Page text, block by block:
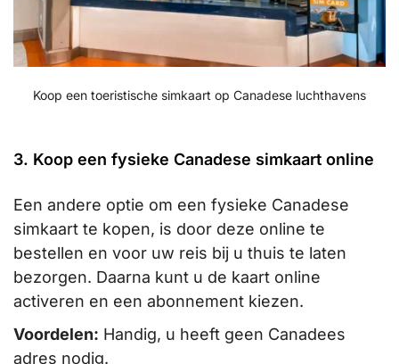
Koop een toeristische simkaart op Canadese luchthavens
3. Koop een fysieke Canadese simkaart online
Een andere optie om een fysieke Canadese
simkaart te kopen, is door deze online te
bestellen en voor uw reis bij u thuis te laten
bezorgen. Daarna kunt u de kaart online
activeren en een abonnement kiezen.
Voordelen: Handig, u heeft geen Canadees
adres nodig.